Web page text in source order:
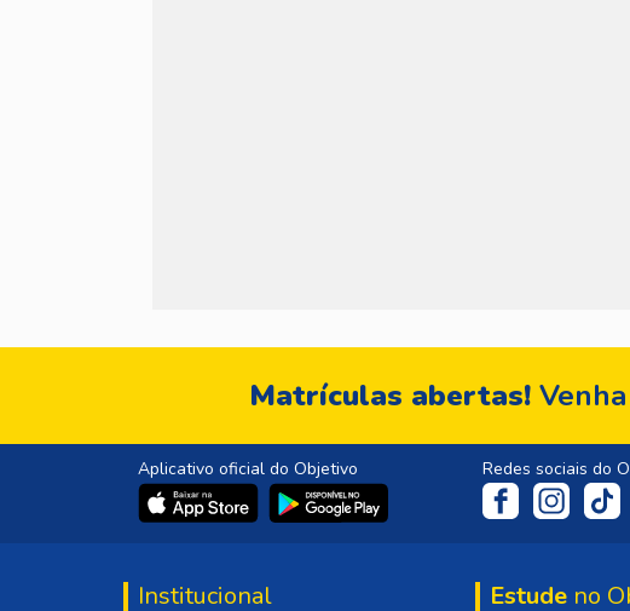
Matrículas abertas!
Aplicativo oficial do Objetivo Redes sociais do
Institucional Estude no